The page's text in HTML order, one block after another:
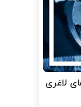
لاغری